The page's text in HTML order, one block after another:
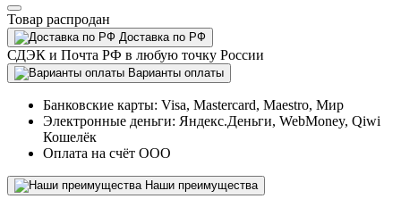
Товар распродан
Доставка по РФ
СДЭК и Почта РФ в любую точку России
Варианты оплаты
Банковские карты: Visa, Mastercard, Maestro, Мир
Электронные деньги: Яндекс.Деньги, WebMoney, Qiwi
Кошелёк
Оплата на счёт ООО
Наши преимущества